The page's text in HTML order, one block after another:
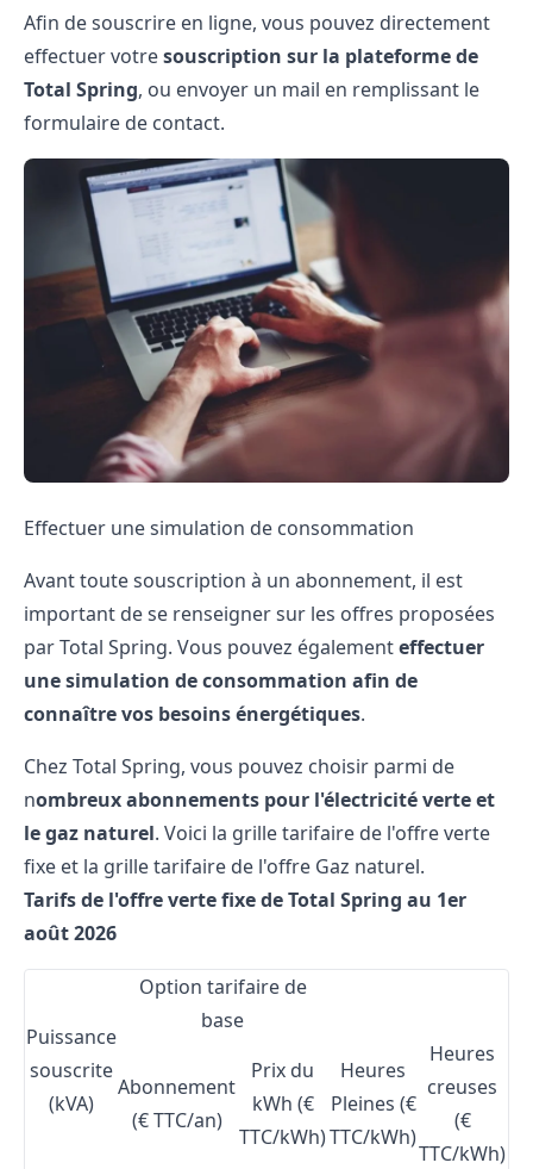
Afin desouscrire en ligne, vous pouvez directement
effectuer votresouscription sur la plateforme de
Total Spring, ou envoyer un mail en remplissant le
formulaire de contact.
Effectuer une simulation de consommation
Avant toutesouscription à un abonnement, il est
important de se renseigner sur les offres proposées
par Total Spring. Vous pouvez égalementeffectuer
une simulation de consommation afin de
connaître vos besoins énergétiques.
Chez Total Spring, vous pouvez choisir parmi de
nombreux abonnements pour l'électricité verte et
le gaz naturel. Voici la grille tarifaire de l'offre verte
fixe et la grille tarifaire de l'offre Gaz naturel.
Tarifs de l'offre verte fixe de Total Spring au 1er
août 2026
Puissance
souscrite
(kVA)
Option tarifaire de
base
Abonnement
(€ TTC/an)
Prix du
kWh (€
TTC/kWh)
Heures
Pleines (€
TTC/kWh)
Heures
creuses
(€
TTC/kWh)